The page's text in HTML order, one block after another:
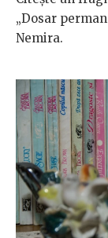
„Dosar
Nemira.